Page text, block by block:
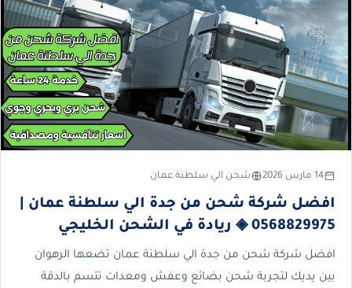
14 مارس 2026 شحن الي سلطنة عمان
افضل شركة شحن من جدة الي سلطنة عمان |
0568829975 ◈ ريادة في الشحن الخليجي
افضل شركة شحن من جدة الي سلطنة عمان تضعها الرهوان
بين يديك لتجربة شحن بضائع وعفش ومعدات تتسم بالدقة